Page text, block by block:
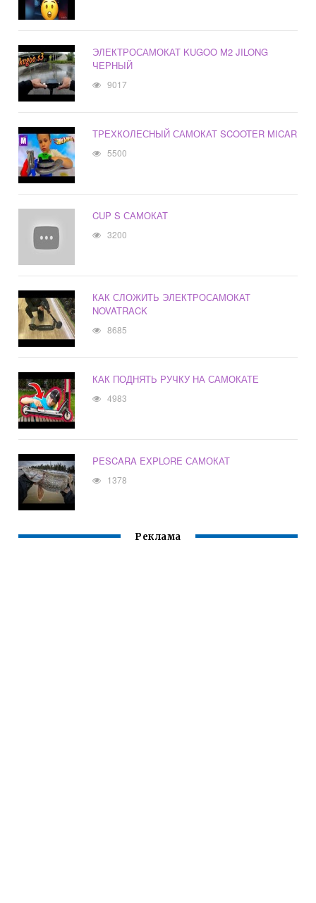
ЭЛЕКТРОСАМОКАТ KUGOO M2 JILONG
ЧЕРНЫЙ
9017
ТРЕХКОЛЕСНЫЙ САМОКАТ SCOOTER MICAR
5500
CUP S САМОКАТ
3200
КАК СЛОЖИТЬ ЭЛЕКТРОСАМОКАТ
NOVATRACK
8685
КАК ПОДНЯТЬ РУЧКУ НА САМОКАТЕ
4983
PESCARA EXPLORE САМОКАТ
1378
Реклама